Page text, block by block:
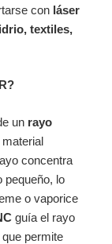
con láser
textiles,
un rayo
concentra
pequeño, lo
o vaporice
guía el rayo
permite